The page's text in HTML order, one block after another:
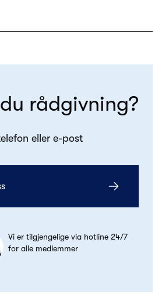
rådgivning?
eller e-post
Vi er tilgjengelige via hotline 24/7
for alle medlemmer